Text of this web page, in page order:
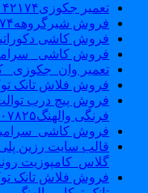
تعمیر جکوزی۸۸۰۴۲۱۷۴_فروش وان جکوزی
فروش شیرگروهه۸۸۰۴۲۱۷۴_تعمیر شیرگروهه
فروش کاشی دکوراتیو۸۸۰۴۲۱۷۴_فروش کاشی بین کابینتی
فروش کاشی
تعمیر وان_جکوزی_ کابین
فروش فلاش تانک
فروش پیچ درب
فرنگی والهنگ۰۹۱۲۱۵۰۷۸۲۵
فروش کاشی_سرامیک
قالب سایت رزین پلی
گلاس_کامپوزیت
فروش فلاش تانک